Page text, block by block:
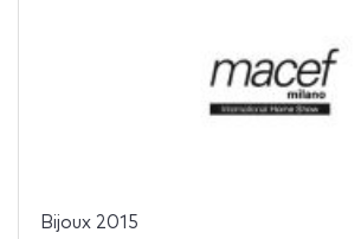
Bijoux 2015